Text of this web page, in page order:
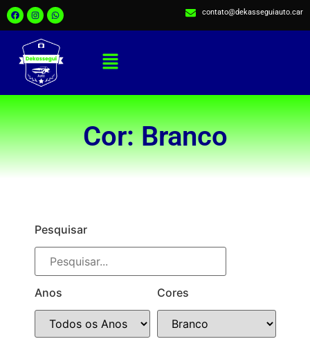
contato@dekasseguiauto.car
Cor: Branco
Pesquisar
Anos Cores